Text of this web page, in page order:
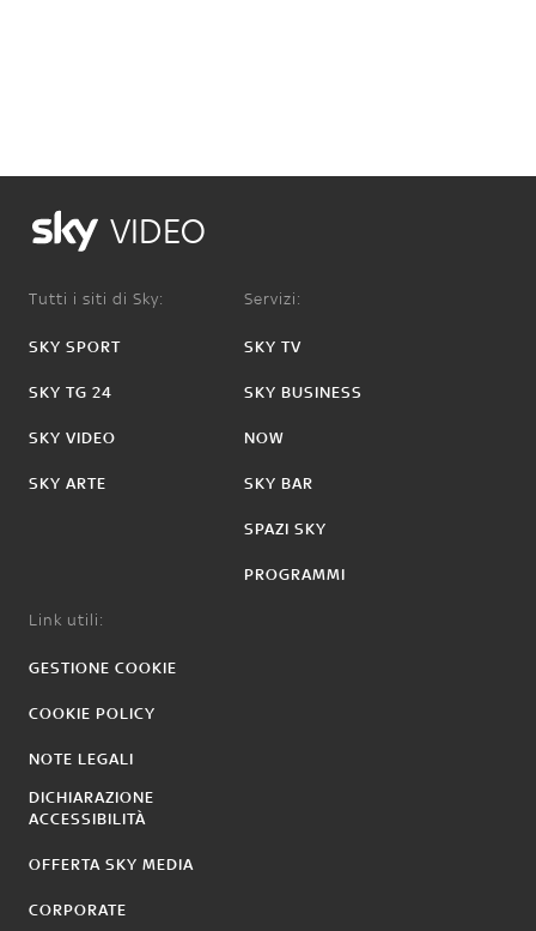
VIDEO
Tutti i siti di Sky:
SKY SPORT
SKY TG 24
SKY VIDEO
SKY ARTE
Servizi:
SKY TV
SKY BUSINESS
NOW
SKY BAR
SPAZI SKY
PROGRAMMI
Link utili:
GESTIONE COOKIE
COOKIE POLICY
NOTE LEGALI
DICHIARAZIONE
ACCESSIBILITÀ
OFFERTA SKY MEDIA
CORPORATE